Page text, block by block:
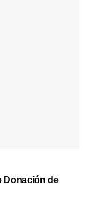
Donación de